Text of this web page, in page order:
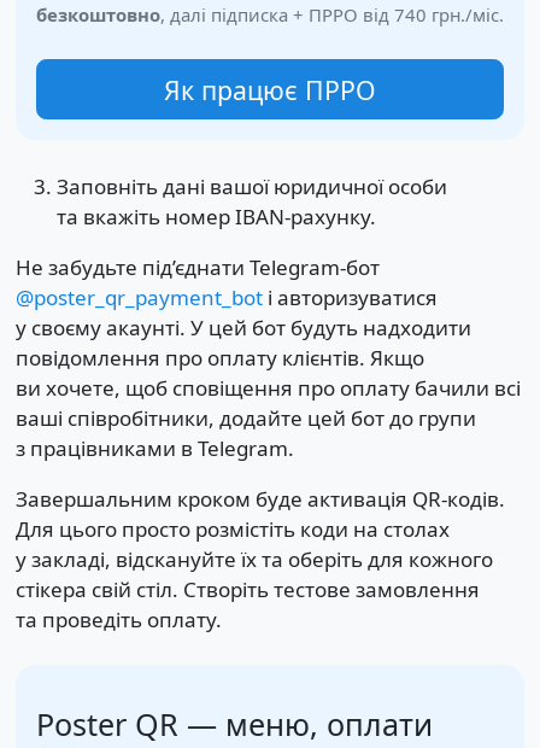
безкоштовно, далі підписка + ПРРО від 740 грн./міс.
Як працює ПРРО
Заповніть дані вашої юридичної особи
та вкажіть номер IBAN-рахунку.
Не забудьте під’єднати Telegram-бот
@poster_qr_payment_botі авторизуватися
у своєму акаунті. У цей бот будуть надходити
повідомлення про оплату клієнтів. Якщо
ви хочете, щоб сповіщення про оплату бачили всі
ваші співробітники, додайте цей бот до групи
з працівниками в Telegram.
Завершальним кроком буде активація QR-кодів.
Для цього просто розмістіть коди на столах
у закладі, відскануйте їх та оберіть для кожного
стікера свій стіл. Створіть тестове замовлення
та проведіть оплату.
Poster QR — меню, оплати